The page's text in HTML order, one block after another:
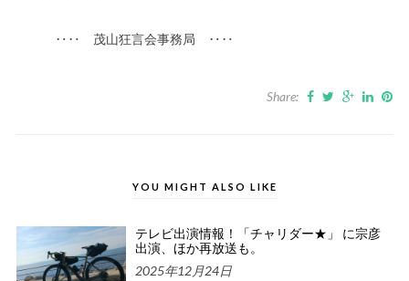
‥‥ 茂山狂言会事務局 ‥‥
Share:
YOU MIGHT ALSO LIKE
テレビ出演情報！「チャリダー★」 に宗彦
出演、ほか再放送も。
2025年12月24日